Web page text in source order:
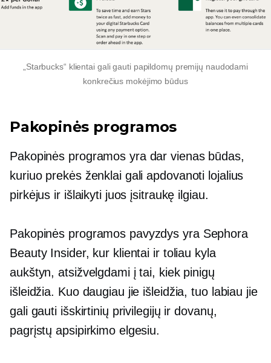
„Starbucks“ klientai gali gauti papildomų premijų naudodami
konkrečius mokėjimo būdus
Pakopinės programos
Pakopinės programos yra dar vienas būdas,
kuriuo prekės ženklai gali apdovanoti lojalius
pirkėjus ir išlaikyti juos įsitraukę ilgiau.
Pakopinės programos pavyzdys yra Sephora
Beauty Insider, kur klientai ir toliau kyla
aukštyn, atsižvelgdami į tai, kiek pinigų
išleidžia. Kuo daugiau jie išleidžia, tuo labiau jie
gali gauti išskirtinių privilegijų ir dovanų,
pagrįstų apsipirkimo elgesiu.